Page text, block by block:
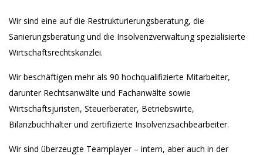
Wir sind eine auf die Restrukturierungsberatung, die
Sanierungsberatung und die Insolvenzverwaltung spezialisierte
Wirtschaftsrechtskanzlei.
Wir beschäftigen mehr als 90 hochqualifizierte Mitarbeiter,
darunter Rechtsanwälte und Fachanwälte sowie
Wirtschaftsjuristen, Steuerberater, Betriebswirte,
Bilanzbuchhalter und zertifizierte Insolvenzsachbearbeiter.
Wir sind überzeugte Teamplayer – intern, aber auch in der